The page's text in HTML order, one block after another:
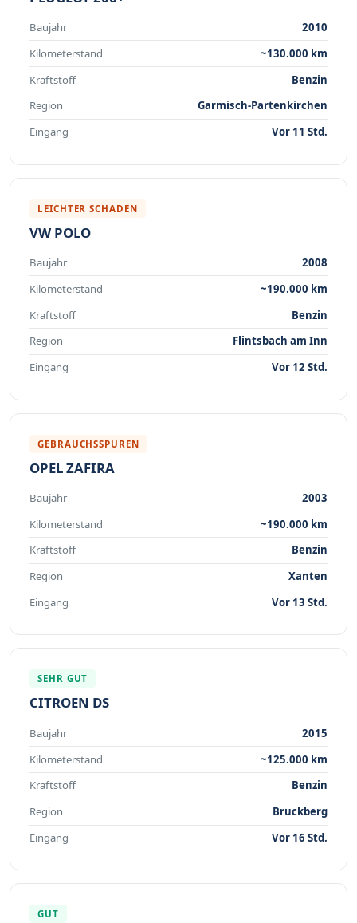
Baujahr
2010
Kilometerstand
~130.000 km
Kraftstoff
Benzin
Region
Garmisch-Partenkirchen
Eingang
Vor 11 Std.
LEICHTER SCHADEN
VW POLO
Baujahr
2008
Kilometerstand
~190.000 km
Kraftstoff
Benzin
Region
Flintsbach am Inn
Eingang
Vor 12 Std.
GEBRAUCHSSPUREN
OPEL ZAFIRA
Baujahr
2003
Kilometerstand
~190.000 km
Kraftstoff
Benzin
Region
Xanten
Eingang
Vor 13 Std.
SEHR GUT
CITROEN DS
Baujahr
2015
Kilometerstand
~125.000 km
Kraftstoff
Benzin
Region
Bruckberg
Eingang
Vor 16 Std.
GUT